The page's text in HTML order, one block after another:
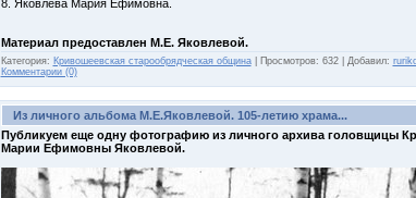
8. Яковлева Мария Ефимовна.
Материал предоставлен М.Е. Яковлевой.
Категория: Кривошеевская старообрядческая община Просмотров: 632 Добавил:
Комментарии (0)
Из личного альбома М.Е.Яковлевой. 105-летию храма...
Публикуем еще одну фотографию из личного архива головщицы
Марии Ефимовны Яковлевой.